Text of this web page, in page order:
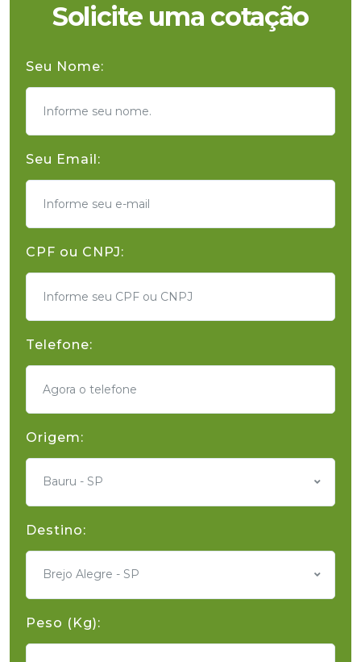
Solicite uma cotação
Seu Nome:
Seu Email:
CPF ou CNPJ:
Telefone:
Origem:
Bauru - SP
Destino:
Brejo Alegre - SP
Peso (Kg):